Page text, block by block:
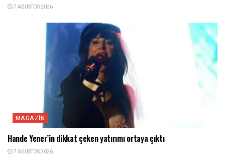
7 AĞUSTOS 2026
MAGAZIN
Hande Yener’in dikkat çeken yatırımı ortaya çıktı
7 AĞUSTOS 2026